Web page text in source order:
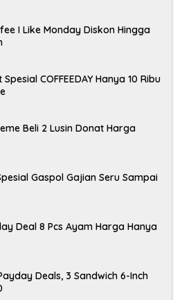
I Like Monday Diskon Hingga
COFFEEDAY Hanya 10 Ribu
Beli 2 Lusin Donat Harga
Gaspol Gajian Seru Sampai
Deal 8 Pcs Ayam Harga Hanya
Deals, 3 Sandwich 6-Inch